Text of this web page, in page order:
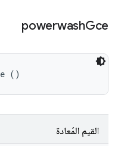
powerwashGce
()
القيم المُعادة